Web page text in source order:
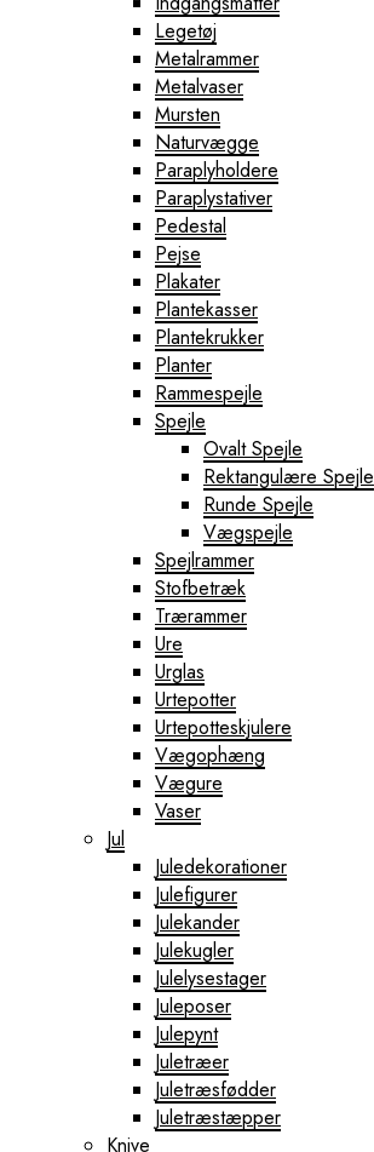
Legetøj
Metalrammer
Metalvaser
Mursten
Naturvægge
Paraplyholdere
Paraplystativer
Pedestal
Pejse
Plakater
Plantekasser
Plantekrukker
Planter
Rammespejle
Spejle
Ovalt Spejle
Rektangulære Spejle
Runde Spejle
Vægspejle
Spejlrammer
Stofbetræk
Trærammer
Ure
Urglas
Urtepotter
Urtepotteskjulere
Vægophæng
Vægure
Vaser
Jul
Juledekorationer
Julefigurer
Julekander
Julekugler
Julelysestager
Juleposer
Julepynt
Juletræer
Juletræsfødder
Juletræstæpper
Knive